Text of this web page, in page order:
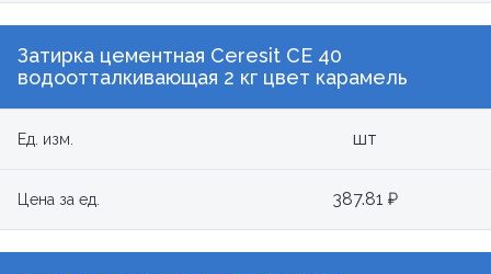
Затирка цементная Ceresit СЕ 40
водоотталкивающая 2 кг цвет карамель
Ед. изм. шт
Цена за ед. 387.81 ₽